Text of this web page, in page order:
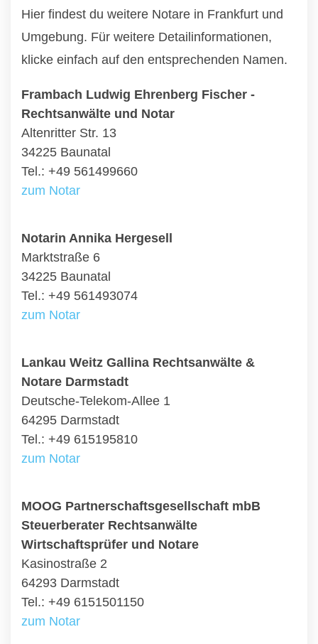
Hier findest du weitere Notare in Frankfurt und
Umgebung. Für weitere Detailinformationen,
klicke einfach auf den entsprechenden Namen.
Frambach Ludwig Ehrenberg Fischer -
Rechtsanwälte und Notar
Altenritter Str. 13
34225 Baunatal
Tel.: +49 561499660
zum Notar
Notarin Annika Hergesell
Marktstraße 6
34225 Baunatal
Tel.: +49 561493074
zum Notar
Lankau Weitz Gallina Rechtsanwälte &
Notare Darmstadt
Deutsche-Telekom-Allee 1
64295 Darmstadt
Tel.: +49 615195810
zum Notar
MOOG Partnerschaftsgesellschaft mbB
Steuerberater Rechtsanwälte
Wirtschaftsprüfer und Notare
Kasinostraße 2
64293 Darmstadt
Tel.: +49 6151501150
zum Notar